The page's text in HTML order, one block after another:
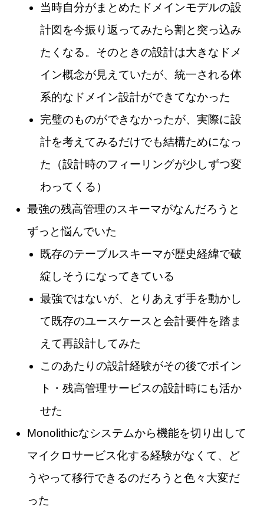
当時自分がまとめたドメインモデルの設
計図を今振り返ってみたら割と突っ込み
たくなる。そのときの設計は大きなドメ
イン概念が見えていたが、統一される体
系的なドメイン設計ができてなかった
完璧のものができなかったが、実際に設
計を考えてみるだけでも結構ためになっ
た（設計時のフィーリングが少しずつ変
わってくる）
最強の残高管理のスキーマがなんだろうと
ずっと悩んでいた
既存のテーブルスキーマが歴史経緯で破
綻しそうになってきている
最強ではないが、とりあえず手を動かし
て既存のユースケースと会計要件を踏ま
えて再設計してみた
このあたりの設計経験がその後でポイン
ト・残高管理サービスの設計時にも活か
せた
Monolithicなシステムから機能を切り出して
マイクロサービス化する経験がなくて、ど
うやって移行できるのだろうと色々大変だ
った